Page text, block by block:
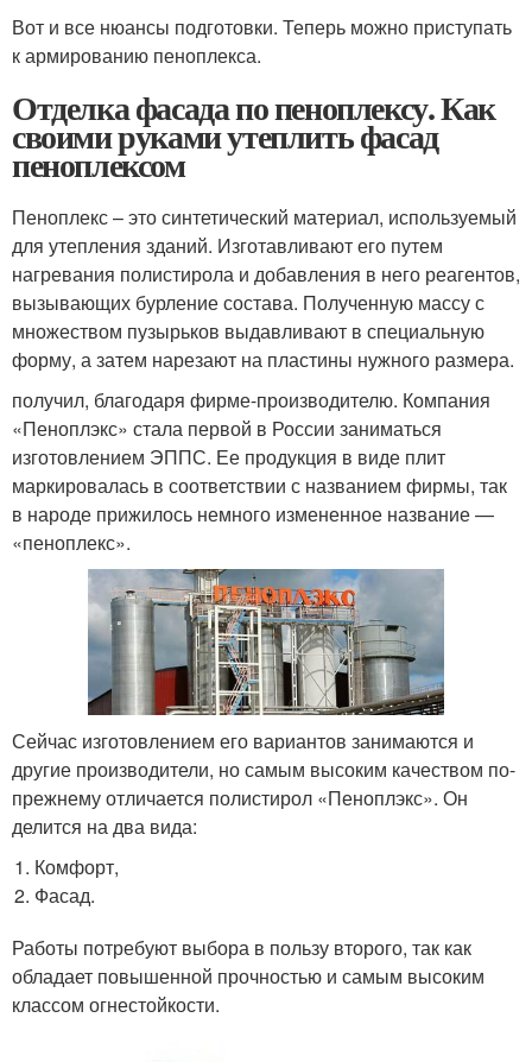
Вот и все нюансы подготовки. Теперь можно приступать
к армированию пеноплекса.
Отделка фасада по пеноплексу. Как
своими руками утеплить фасад
пеноплексом
Пеноплекс – это синтетический материал, используемый
для утепления зданий. Изготавливают его путем
нагревания полистирола и добавления в него реагентов,
вызывающих бурление состава. Полученную массу с
множеством пузырьков выдавливают в специальную
форму, а затем нарезают на пластины нужного размера.
получил, благодаря фирме-производителю. Компания
«Пеноплэкс» стала первой в России заниматься
изготовлением ЭППС. Ее продукция в виде плит
маркировалась в соответствии с названием фирмы, так
в народе прижилось немного измененное название —
«пеноплекс».
Сейчас изготовлением его вариантов занимаются и
другие производители, но самым высоким качеством по-
прежнему отличается полистирол «Пеноплэкс». Он
делится на два вида:
Комфорт,
Фасад.
Работы потребуют выбора в пользу второго, так как
обладает повышенной прочностью и самым высоким
классом огнестойкости.